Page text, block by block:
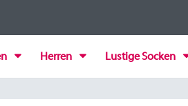
Herren Lustige Socken